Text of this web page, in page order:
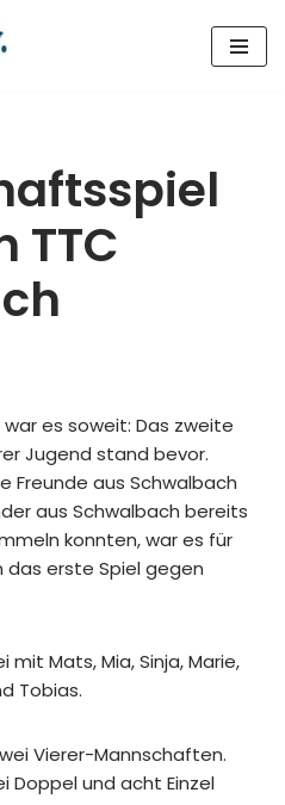
TTC
es soweit: Das zweite
Jugend stand bevor.
Freunde aus Schwalbach
aus Schwalbach bereits
konnten, war es für
das erste Spiel gegen
Mats, Mia, Sinja, Marie,
Tobias.
Vierer-Mannschaften.
Doppel und acht Einzel